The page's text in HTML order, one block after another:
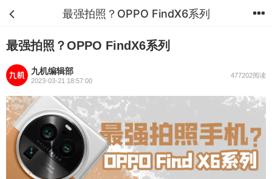
最强拍照？OPPO FindX6系列
最强拍照？OPPO FindX6系列
九机编辑部
2023-03-21 18:57:00
477202阅读